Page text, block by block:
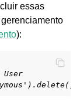
essas
):
User